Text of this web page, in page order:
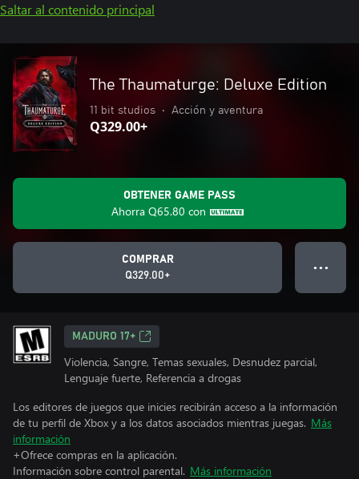
Saltar al contenido principal
The Thaumaturge: Deluxe Edition
11 bit studios • Acción y aventura
Q329.00+
OBTENER GAME PASS
Ahorra Q65.80 con
COMPRAR
Q329.00+
● ● ●
MADURO 17+
Violencia, Sangre, Temas sexuales, Desnudez parcial,
Lenguaje fuerte, Referencia a drogas
Los editores de juegos que inicies recibirán acceso a la información
de tu perfil de Xbox y a los datos asociados mientras juegas. Más
información
+Ofrece compras en la aplicación.
Información sobre control parental. Más información